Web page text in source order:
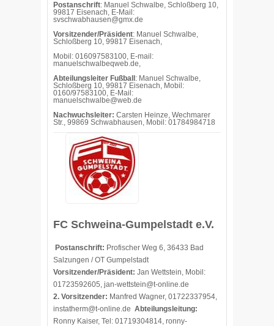
Postanschrift: Manuel Schwalbe, Schloßberg 10,
99817 Eisenach, E-Mail:
svschwabhausen@gmx.de
Vorsitzender/Präsident: Manuel Schwalbe,
Schloßberg 10, 99817 Eisenach,
Mobil: 016097583100, E-mail:
manuelschwalbeqweb.de,
Abteilungsleiter Fußball : Manuel Schwalbe,
Schloßberg 10, 99817 Eisenach, Mobil:
0160/97583100, E-Mail:
manuelschwalbe@web.de
Nachwuchsleiter: Carsten Heinze, Wechmarer
Str., 99869 Schwabhausen, Mobil: 01784984718
FC Schweina-Gumpelstadt e.V.
Postanschrift: Profischer Weg 6, 36433 Bad
Salzungen / OT Gumpelstadt
Vorsitzender/Präsident: Jan Wettstein, Mobil:
01723592605, jan-wettstein@t-online.de
2. Vorsitzender: Manfred Wagner, 01722337954,
instatherm@t-online.de Abteilungsleitung:
Ronny Kaiser, Tel: 01719304814, ronny-